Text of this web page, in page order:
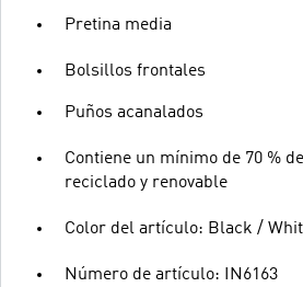
Pretina media
Bolsillos frontales
Puños acanalados
Contiene un mínimo de 70 %
reciclado y renovable
Color del artículo: Black /
Número de artículo: IN6163